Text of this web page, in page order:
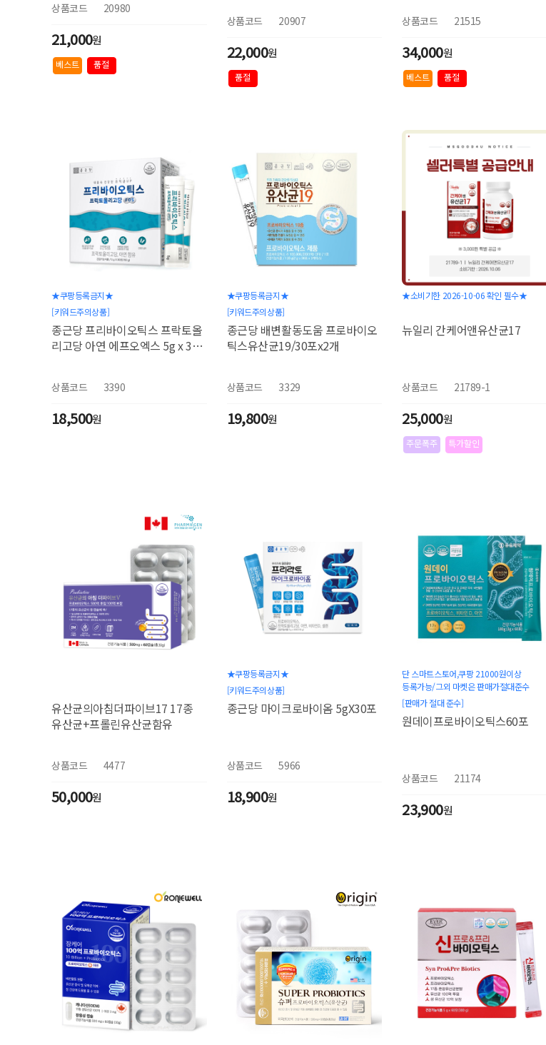
상품코드 20980
21,000원
베스트 품절
상품코드 20907
22,000원
품절
상품코드 21515
34,000원
베스트 품절
★쿠팡등록금지★
[키워드주의상품]
종근당 프리바이오틱스 프락토올
리고당 아연 에프오엑스 5g x 30
상품코드 3390
18,500원
★쿠팡등록금지★
[키워드주의상품]
종근당 배변활동도움 프로바이오
틱스유산균19/30포x2개
상품코드 3329
19,800원
★소비기한 2026-10-06 확인 필수★
뉴일리 간케어앤유산균17
상품코드 21789-1
25,000원
주문폭주 특가할인
유산균의아침더파이브17 17종
유산균+프롤린유산균함유
상품코드 4477
50,000원
★쿠팡등록금지★
[키워드주의상품]
종근당 마이크로바이옴 5gX30포
상품코드 5966
18,900원
단 스마트스토어,쿠팡 21000원이상
등록가능/그외 마켓은 판매가절대준수
[판매가 절대 준수]
원데이프로바이오틱스60포
상품코드 21174
23,900원